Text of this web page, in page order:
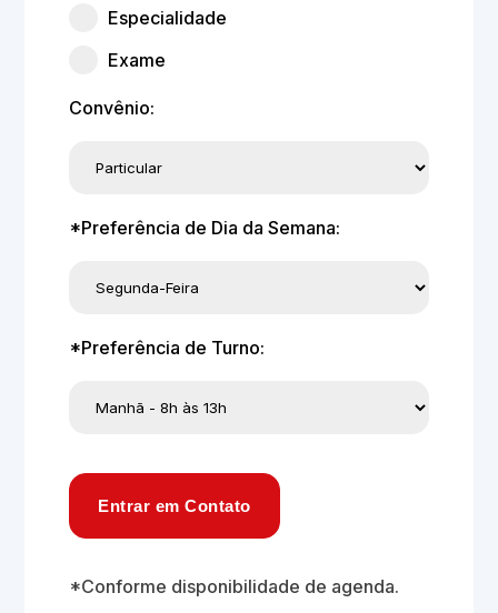
Especialidade
Exame
Convênio:
*Preferência de Dia da Semana:
*Preferência de Turno:
Entrar em Contato
*Conforme disponibilidade de agenda.